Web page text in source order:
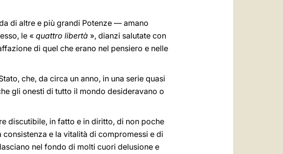
di altre e più grandi Potenze — amano
le « quattro libertà », dianzi salutate con
di quel che erano nel pensiero e nelle
che, da circa un anno, in una serie quasi
gli onesti di tutto il mondo desideravano o
discutibile, in fatto e in diritto, di non poche
e la vitalità di compromessi e di
nel fondo di molti cuori delusione e